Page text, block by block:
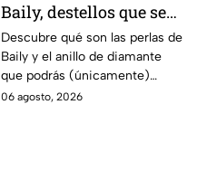
Baily, destellos que se
podrán ver
ÚNICAMENTE durante
el eclipse solar 2026 del
12 de agosto?
Descubre qué son las perlas de
Baily y el anillo de diamante
que podrás (únicamente)
observar durante el eclipse
06 agosto, 2026